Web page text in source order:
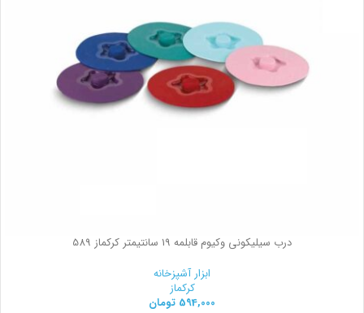
درب سیلیکونی وکیوم قابلمه 19 سانتیمتر کرکماز 589
ابزار آشپزخانه
کرکماز
594,000 تومان